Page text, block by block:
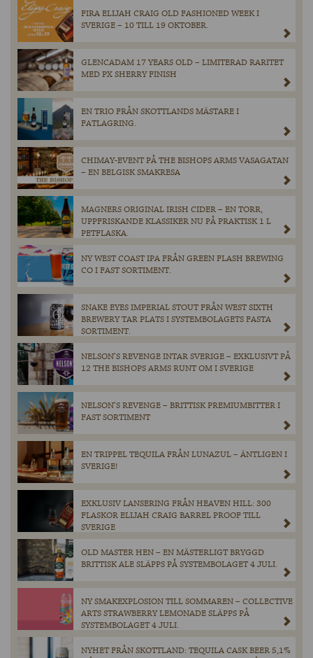
FIRA ELIJAH CRAIG OLD FASHIONED WEEK I
SVERIGE – 10 TILL 19 OKTOBER.
GLENCADAM 17 YEARS OLD – LIMITERAD RARITET
MED PX SHERRY FINISH
EN TRIO FRÅN SKOTTLANDS MÄSTARE I
FATLAGRING.
CHIMAY-EVENT PÅ THE BISHOPS ARMS VASAGATAN
– EN BELGISK SMAKRESA
MAGNERS ORIGINAL IRISH CIDER – EN TORR,
UPPFRISKANDE KLASSIKER NU PÅ PRAKTISK 1 L
PETFLASKA.
NY WEST COAST IPA FRÅN GREEN FLASH BREWING
CO I FAST SORTIMENT.
SNAKE EYES IMPERIAL STOUT FRÅN WEST SIXTH
BREWERY TAR PLATS I SYSTEMBOLAGETS FASTA
SORTIMENT.
NELSON’S REVENGE INTAR SVERIGE – EXKLUSIVT PÅ
12 THE BISHOPS ARMS RUNT OM I SVERIGE
NELSON’S REVENGE – BRITTISK PREMIUMBITTER I
FAST SORTIMENT
EN TRIPPEL TEQUILA FRÅN LUNAZUL – ÄNTLIGEN I
SVERIGE!
EXKLUSIV LANSERING FRÅN HEAVEN HILL: 300
FLASKOR ELIJAH CRAIG BARREL PROOF TILL
SVERIGE
OLD MASTER HEN – EN MÄSTERLIGT BRYGGD
BRITTISK ALE SLÄPPS PÅ SYSTEMBOLAGET 4 JULI.
NY SMAKEXPLOSION TILL SOMMAREN – COLLECTIVE
ARTS STRAWBERRY LEMONADE SLÄPPS PÅ
SYSTEMBOLAGET 4 JULI.
NYHET FRÅN SKOTTLAND: TEQUILA CASK BEER 5,1%